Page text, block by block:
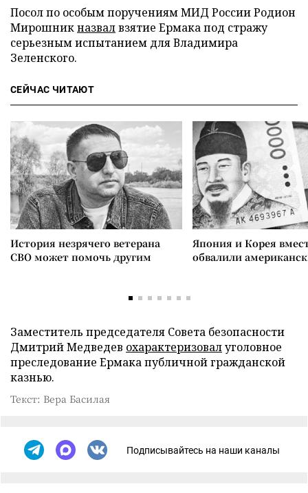
Посол по особым поручениям МИД России Родион
Мирошникназвалвзятие Ермака под стражу
серьезным испытанием для Владимира
Зеленского.
СЕЙЧАС ЧИТАЮТ
История незрячего ветерана
СВО может помочь другим
Япония и Корея
обвалили
Заместитель председателя Совета безопасности
Дмитрий Медведев охарактеризовалуголовное
преследование Ермака публичной гражданской
казнью.
Текст: Вера Басилая
Подписывайтесь на наши каналы